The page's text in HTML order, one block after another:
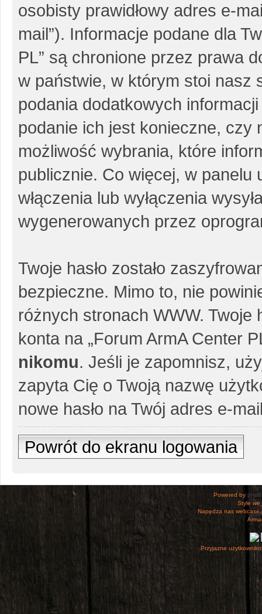
osobisty prawidłowy adres e-
mail”). Informacje podane dla
PL” są chronione przez prawa
w państwie, w którym stoi nasz
podania dodatkowych
podanie ich jest konieczne,
możliwość wybrania, które
publicznie. Co więcej, w
włączenia lub wyłączenia
wygenerowanych przez
Twoje hasło zostało
bezpieczne. Mimo to, nie
różnych stronach WWW. Twoje
konta na „Forum ArmA Center
nikomu. Jeśli je zapomnisz,
zapyta Cię o Twoją nazwę
nowe hasło na Twój adres e-
Powrót do ekranu logowania
Powered by
Style
Napędza nas
Przyjazne